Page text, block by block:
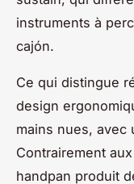
instruments à
cajón.
Ce qui distingue
design
mains nues, avec
Contrairement
handpan produit